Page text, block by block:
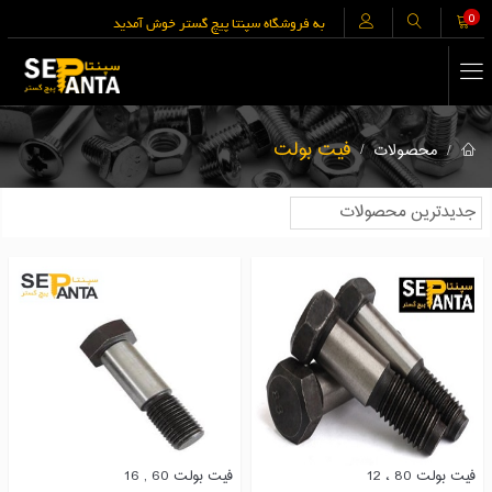
به فروشگاه سپنتا پیچ گستر خوش آمدید 0
محصولات فیت بولت
فیت بولت 80 ، 12 فیت بولت 60 , 16